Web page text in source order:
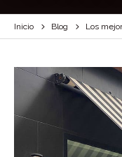
Inicio Blog Los